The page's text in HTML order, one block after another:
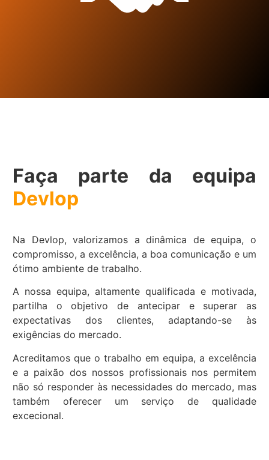
Faça parte da equipa
Devlop
Na Devlop, valorizamos a dinâmica de equipa, o
compromisso, a excelência, a boa comunicação e um
ótimo ambiente de trabalho.
A nossa equipa, altamente qualificada e motivada,
partilha o objetivo de antecipar e superar as
expectativas dos clientes, adaptando-se às
exigências do mercado.
Acreditamos que o trabalho em equipa, a excelência
e a paixão dos nossos profissionais nos permitem
não só responder às necessidades do mercado, mas
também oferecer um serviço de qualidade
excecional.